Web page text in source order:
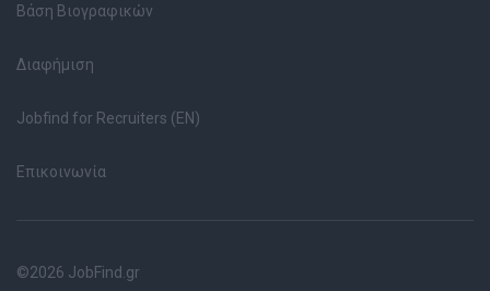
Βάση Βιογραφικών
Διαφήμιση
Jobfind for Recruiters (EN)
Επικοινωνία
©2026 JobFind.gr